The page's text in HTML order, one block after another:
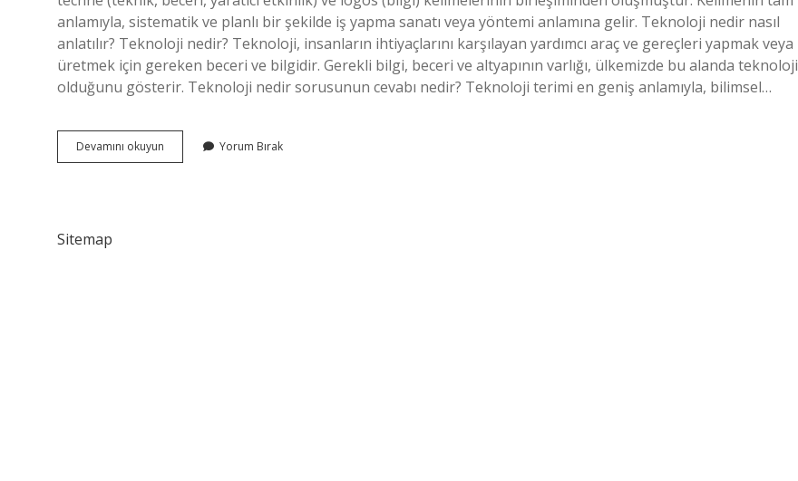
anlamıyla, sistematik ve planlı bir şekilde iş yapma sanatı veya yöntemi anlamına gelir. Teknoloji nedir nasıl
anlatılır? Teknoloji nedir? Teknoloji, insanların ihtiyaçlarını karşılayan yardımcı araç ve gereçleri yapmak veya
üretmek için gereken beceri ve bilgidir. Gerekli bilgi, beceri ve altyapının varlığı, ülkemizde bu alanda teknoloji
olduğunu gösterir. Teknoloji nedir sorusunun cevabı nedir? Teknoloji terimi en geniş anlamıyla, bilimsel…
Devamını okuyun Teknoloji
Ne
Yorum Bırak
Sitemap